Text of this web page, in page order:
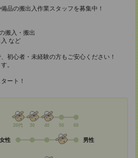
品の搬出入作業スタッフを募集中！
搬入・搬出
など
初心者・未経験の方もご安心ください！
。
ート！
20代 30 40 50 60
女性 男性